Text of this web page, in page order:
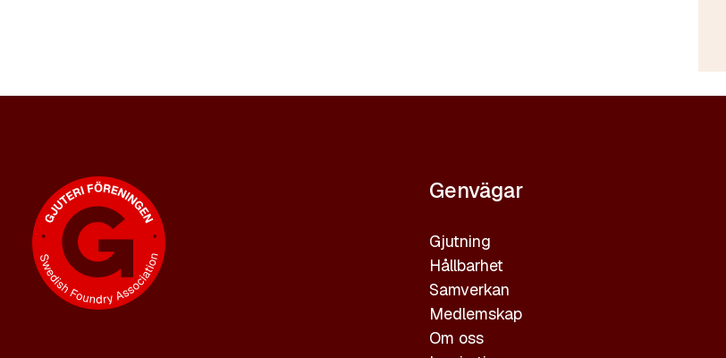
Genvägar
Gjutning
Hållbarhet
Samverkan
Medlemskap
Om oss